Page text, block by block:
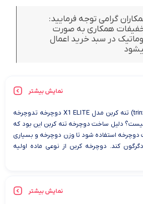
گرامی توجه فرمایید:
همکاری به صورت
در سبد خرید اعمال
نمایش بیشتر
دوچرخه 27/5 ترینکس (trinx) تنه کربن مدل X1 ELITE دوچرخه تدوچرخه
چیست؟ دلیل ساخت دوچرخه تنه کربن این بود که
استفاده شود تا وزن دوچرخه و بسیاری
کند. دوچرخه کربن از نوعی ماده اولیه
نمایش بیشتر